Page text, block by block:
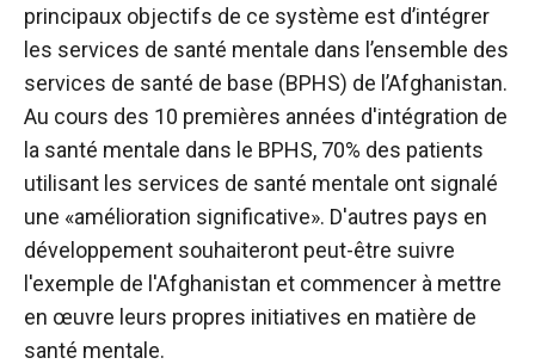
principaux objectifs de ce système est d’intégrer
les services de santé mentale dans l’ensemble des
services de santé de base (BPHS) de l’Afghanistan.
Au cours des 10 premières années d'intégration de
la santé mentale dans le BPHS, 70% des patients
utilisant les services de santé mentale ont signalé
une «amélioration significative». D'autres pays en
développement souhaiteront peut-être suivre
l'exemple de l'Afghanistan et commencer à mettre
en œuvre leurs propres initiatives en matière de
santé mentale.